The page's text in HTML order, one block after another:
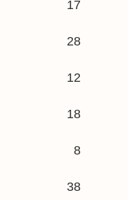
17
28
12
18
8
38